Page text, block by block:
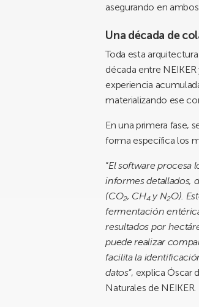
asegurando en
Una década de
Toda esta
década entre
experiencia
materializando ese
En una primera fase,
forma específica los
“El software procesa
informes detallados,
(CO2, CH4y N2O).
fermentación
resultados por
puede realizar
facilita la
datos”, explica Óscar
Naturales de NEIKER.